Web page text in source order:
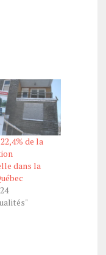
de la
dans la